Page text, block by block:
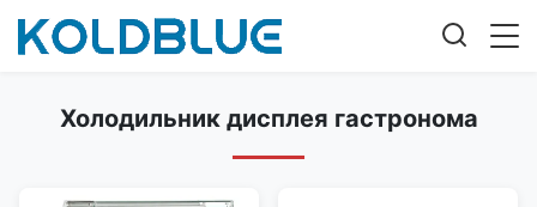
Холодильник дисплея гастронома